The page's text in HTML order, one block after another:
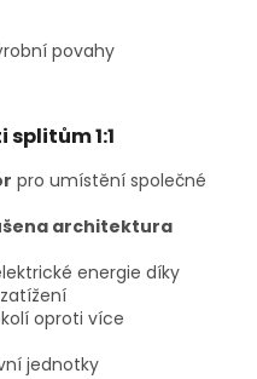
povahy
splitům 1:1
pro umístění společné
architektura
energie díky
oproti více
jednotky